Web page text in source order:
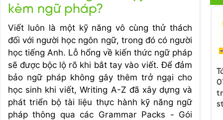
kèm ngữ pháp?
Viết luôn là một kỹ năng vô cùng thử thách
đối với người học ngôn ngữ, trong đó có người
học tiếng Anh. Lỗ hổng về kiến thức ngữ pháp
sẽ được bộc lộ rõ khi bắt tay vào viết. Để đảm
bảo ngữ pháp không gây thêm trở ngại cho
học sinh khi viết, Writing A-Z đã xây dựng và
phát triển bộ tài liệu thực hành kỹ năng ngữ
pháp thông qua các Grammar Packs - Gói